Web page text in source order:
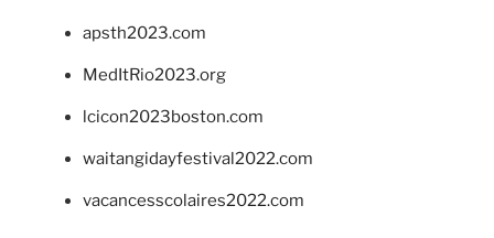
apsth2023.com
MedItRio2023.org
lcicon2023boston.com
waitangidayfestival2022.com
vacancesscolaires2022.com